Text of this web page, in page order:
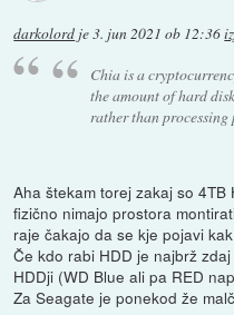
darkolord je3. jun 2021 ob 12:36
Chia is a
the amount of hard
rather than processing
Aha štekam torej zakaj so
fizično nimajo prostora
raje čakajo da se kje pojavi
Če kdo rabi HDD je najbrž
HDDji (WD Blue ali pa RED
Za Seagate je ponekod že